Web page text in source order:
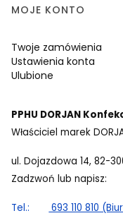
MOJE KONTO
Twoje zamówienia
Ustawienia konta
Ulubione
PPHU DORJAN
Właściciel marek
ul. Dojazdowa 14, 82-
Zadzwoń lub napisz:
Tel.:
693 110 810